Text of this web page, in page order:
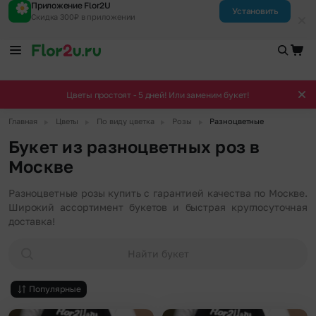
Приложение Flor2U
Скидка 300₽ в приложении
Установить
Цветы простоят - 5 дней! Или заменим букет!
Главная Цветы По виду цветка Розы Разноцветные
Букет из разноцветных роз в
Москве
Разноцветные розы купить с гарантией качества по Москве.
Широкий ассортимент букетов и быстрая круглосуточная
доставка!
Найти букет
Популярные